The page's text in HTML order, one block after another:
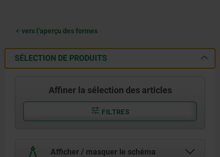
vers l’aperçu des formes
SÉLECTION DE PRODUITS
Affiner la sélection des articles
FILTRES
Afficher / masquer le schéma